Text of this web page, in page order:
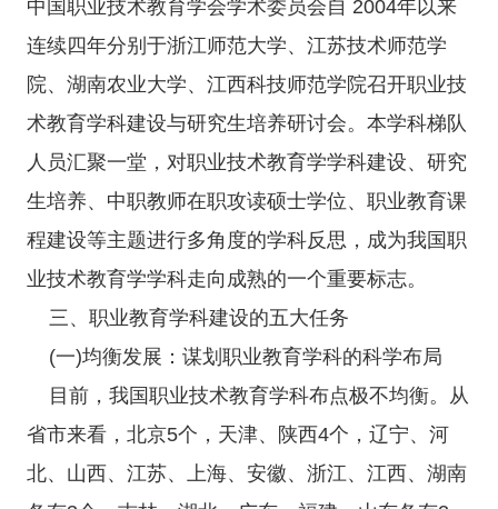
中国职业技术教育学会学术委员会自 2004年以来
连续四年分别于浙江师范大学、江苏技术师范学
院、湖南农业大学、江西科技师范学院召开职业技
术教育学科建设与研究生培养研讨会。本学科梯队
人员汇聚一堂，对职业技术教育学学科建设、研究
生培养、中职教师在职攻读硕士学位、职业教育课
程建设等主题进行多角度的学科反思，成为我国职
业技术教育学学科走向成熟的一个重要标志。
三、职业教育学科建设的五大任务
(一)均衡发展：谋划职业教育学科的科学布局
目前，我国职业技术教育学科布点极不均衡。从
省市来看，北京5个，天津、陕西4个，辽宁、河
北、山西、江苏、上海、安徽、浙江、江西、湖南